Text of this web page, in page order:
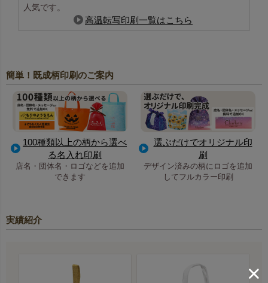
のロゴが映えやすくおすすめです。
ご不安な場合は、有料の校正をご利用いただくことで事前
に仕上がりをご確認いただけます。
人気です。
高温転写印刷一覧はこちら
簡単！既成柄印刷のご案内
100種類以上の柄から選べ
る名入れ印刷
店名・団体名・ロゴなどを追加
できます
選ぶだけでオリジナル印
刷
デザイン済みの柄にロゴを追加
してフルカラー印刷
実績紹介